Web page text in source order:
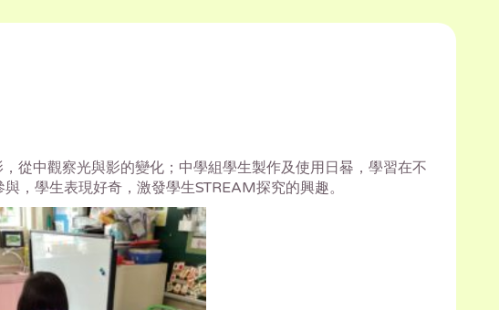
從中觀察光與影的變化；中學組學生製作及使用日晷，學習在不
，學生表現好奇，激發學生STREAM探究的興趣。